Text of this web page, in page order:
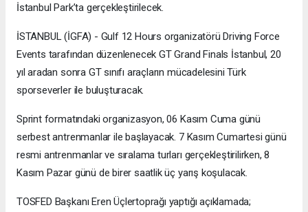
İstanbul Park’ta gerçekleştirilecek.
İSTANBUL (İGFA) - Gulf 12 Hours organizatörü Driving Force
Events tarafından düzenlenecek GT Grand Finals İstanbul, 20
yıl aradan sonra GT sınıfı araçların mücadelesini Türk
sporseverler ile buluşturacak.
Sprint formatındaki organizasyon, 06 Kasım Cuma günü
serbest antrenmanlar ile başlayacak. 7 Kasım Cumartesi günü
resmi antrenmanlar ve sıralama turları gerçekleştirilirken, 8
Kasım Pazar günü de birer saatlik üç yarış koşulacak.
TOSFED Başkanı Eren Üçlertoprağı yaptığı açıklamada;